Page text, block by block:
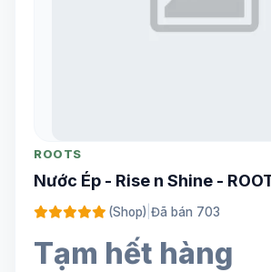
ROOTS
Nước Ép - Rise n Shine -
(Shop) Đã bán 703
Tạm hết hàng